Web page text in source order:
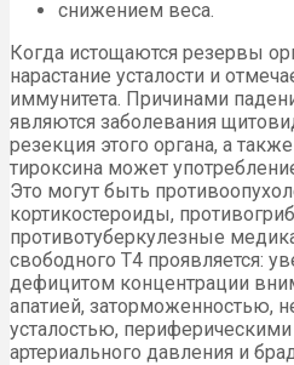
снижением веса.
Когда истощаются резервы
нарастание усталости и
иммунитета. Причинами
являются заболевания
резекция этого органа, а
тироксина может
Это могут быть
кортикостероиды,
противотуберкулезные
свободного Т4 проявляется:
дефицитом концентрации
апатией, заторможенностью,
усталостью,
артериального давления и